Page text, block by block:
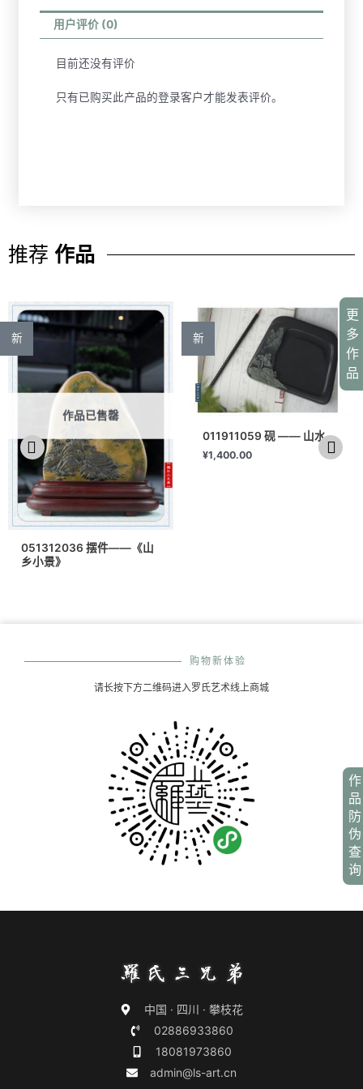
作
品
防
伪
查
询
更
多
作
品
用户评价 (0)
目前还没有评价
只有已购买此产品的登录客户才能发表评价。
推荐 作品
新
作品已售罄
051312036 摆件——《山
乡小景》
新
011911059 砚 —— 山水
¥1,400.00
购物新体验
请长按下方二维码进入罗氏艺术线上商城
中国 · 四川 · 攀枝花
02886933860
18081973860
admin@ls-art.cn